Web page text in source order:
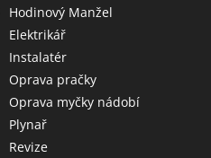
Hodinový Manžel
Elektrikář
Instalatér
Oprava pračky
Oprava myčky nádobí
Plynař
Revize